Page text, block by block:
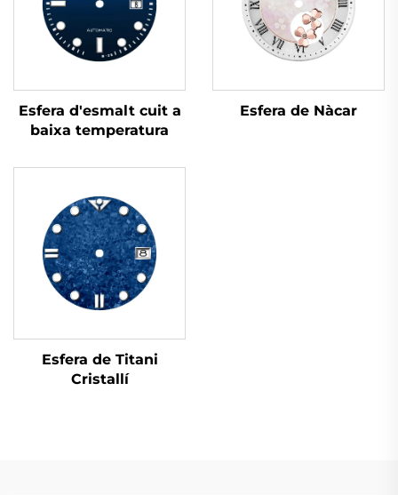
Esfera d'esmalt cuit a
baixa temperatura
Esfera de Nàcar
Esfera de Titani
Cristallí